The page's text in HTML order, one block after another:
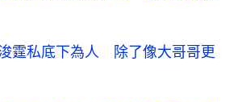
霆私底下為人 除了像大哥哥更